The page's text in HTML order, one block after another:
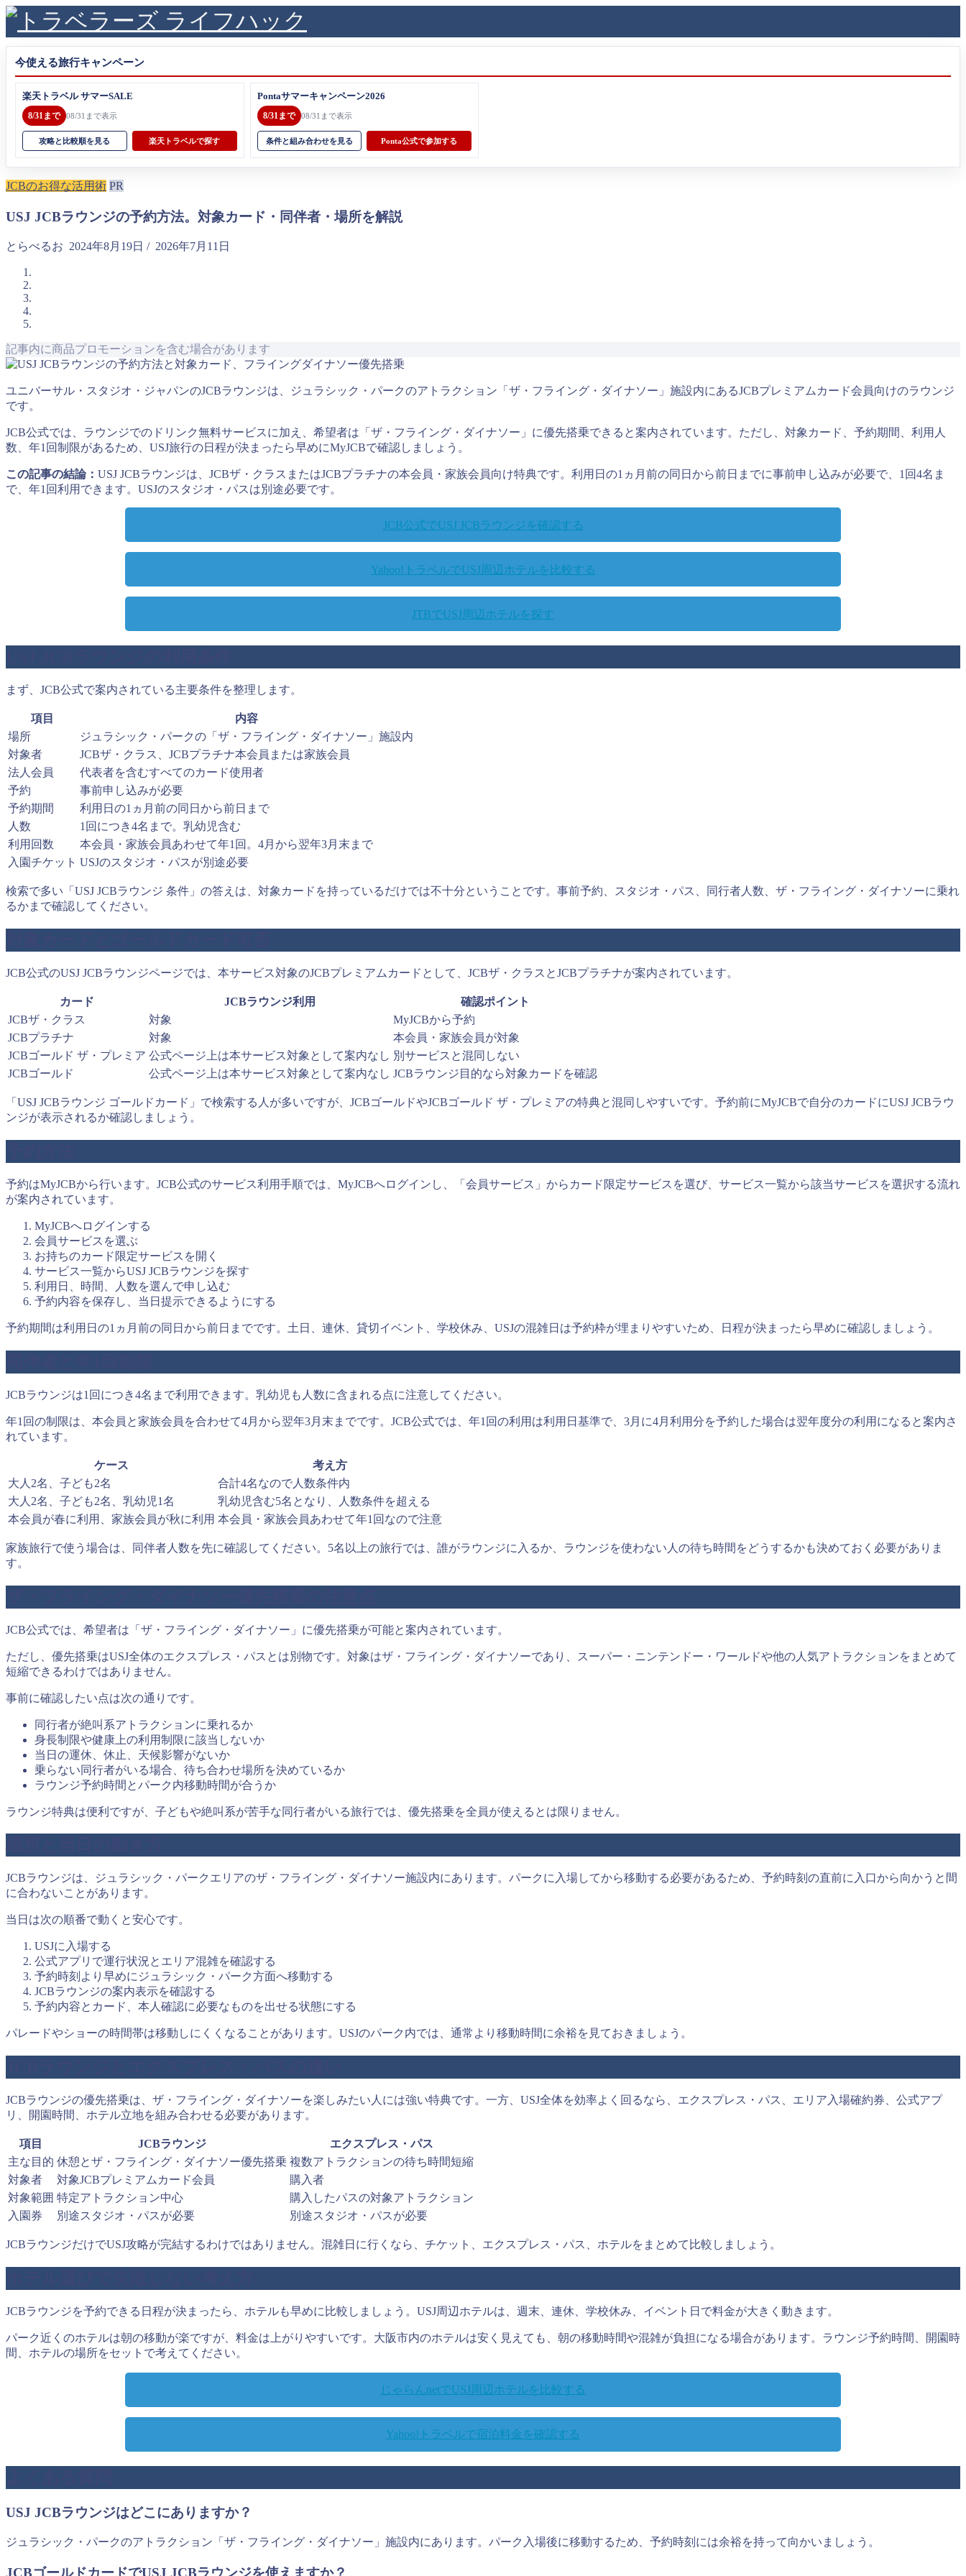
今使える旅行キャンペーン
楽天トラベル サマーSALE
8/31まで 08/31まで表示
攻略と比較順を見る 楽天トラベルで探す
Pontaサマーキャンペーン2026
8/31まで 08/31まで表示
条件と組み合わせを見る Ponta公式で参加する
JCBのお得な活用術 PR
USJ JCBラウンジの予約方法。対象カード・同伴者・場所を解説
とらべるお 2024年8月19日 / 2026年7月11日
記事内に商品プロモーションを含む場合があります
ユニバーサル・スタジオ・ジャパンのJCBラウンジは、ジュラシック・パークのアトラクション「ザ・フライング・ダイナソー」施設内にあるJCBプレミアムカード会員向けのラウンジ
です。
JCB公式では、ラウンジでのドリンク無料サービスに加え、希望者は「ザ・フライング・ダイナソー」に優先搭乗できると案内されています。ただし、対象カード、予約期間、利用人
数、年1回制限があるため、USJ旅行の日程が決まったら早めにMyJCBで確認しましょう。
この記事の結論： USJ JCBラウンジは、JCBザ・クラスまたはJCBプラチナの本会員・家族会員向け特典です。利用日の1ヵ月前の同日から前日までに事前申し込みが必要で、1回4名ま
で、年1回利用できます。USJのスタジオ・パスは別途必要です。
JCB公式でUSJ JCBラウンジを確認する
Yahoo!トラベルでUSJ周辺ホテルを比較する
JTBでUSJ周辺ホテルを探す
まず、JCB公式で案内されている主要条件を整理します。
項目
内容
場所
ジュラシック・パークの「ザ・フライング・ダイナソー」施設内
対象者
JCBザ・クラス、JCBプラチナ本会員または家族会員
法人会員
代表者を含むすべてのカード使用者
予約
事前申し込みが必要
予約期間
利用日の1ヵ月前の同日から前日まで
人数
1回につき4名まで。乳幼児含む
利用回数
本会員・家族会員あわせて年1回。4月から翌年3月末まで
入園チケット USJのスタジオ・パスが別途必要
検索で多い「USJ JCBラウンジ 条件」の答えは、対象カードを持っているだけでは不十分ということです。事前予約、スタジオ・パス、同行者人数、ザ・フライング・ダイナソーに乗れ
るかまで確認してください。
JCB公式のUSJ JCBラウンジページでは、本サービス対象のJCBプレミアムカードとして、JCBザ・クラスとJCBプラチナが案内されています。
カード JCBラウンジ利用
確認ポイント
JCBザ・クラス
対象
MyJCBから予約
JCBプラチナ
対象
本会員・家族会員が対象
JCBゴールド ザ・プレミア 公式ページ上は本サービス対象として案内なし 別サービスと混同しない
JCBゴールド
公式ページ上は本サービス対象として案内なし JCBラウンジ目的なら対象カードを確認
「USJ JCBラウンジ ゴールドカード」で検索する人が多いですが、JCBゴールドやJCBゴールド ザ・プレミアの特典と混同しやすいです。予約前にMyJCBで自分のカードにUSJ JCBラウ
ンジが表示されるか確認しましょう。
予約はMyJCBから行います。JCB公式のサービス利用手順では、MyJCBへログインし、「会員サービス」からカード限定サービスを選び、サービス一覧から該当サービスを選択する流れ
が案内されています。
MyJCBへログインする
会員サービスを選ぶ
お持ちのカード限定サービスを開く
サービス一覧からUSJ JCBラウンジを探す
利用日、時間、人数を選んで申し込む
予約内容を保存し、当日提示できるようにする
予約期間は利用日の1ヵ月前の同日から前日までです。土日、連休、貸切イベント、学校休み、USJの混雑日は予約枠が埋まりやすいため、日程が決まったら早めに確認しましょう。
JCBラウンジは1回につき4名まで利用できます。乳幼児も人数に含まれる点に注意してください。
年1回の制限は、本会員と家族会員を合わせて4月から翌年3月末までです。JCB公式では、年1回の利用は利用日基準で、3月に4月利用分を予約した場合は翌年度分の利用になると案内さ
れています。
ケース
考え方
大人2名、子ども2名
合計4名なので人数条件内
大人2名、子ども2名、乳幼児1名
乳幼児含む5名となり、人数条件を超える
本会員が春に利用、家族会員が秋に利用 本会員・家族会員あわせて年1回なので注意
家族旅行で使う場合は、同伴者人数を先に確認してください。5名以上の旅行では、誰がラウンジに入るか、ラウンジを使わない人の待ち時間をどうするかも決めておく必要がありま
す。
JCB公式では、希望者は「ザ・フライング・ダイナソー」に優先搭乗が可能と案内されています。
ただし、優先搭乗はUSJ全体のエクスプレス・パスとは別物です。対象はザ・フライング・ダイナソーであり、スーパー・ニンテンドー・ワールドや他の人気アトラクションをまとめて
短縮できるわけではありません。
事前に確認したい点は次の通りです。
同行者が絶叫系アトラクションに乗れるか
身長制限や健康上の利用制限に該当しないか
当日の運休、休止、天候影響がないか
乗らない同行者がいる場合、待ち合わせ場所を決めているか
ラウンジ予約時間とパーク内移動時間が合うか
ラウンジ特典は便利ですが、子どもや絶叫系が苦手な同行者がいる旅行では、優先搭乗を全員が使えるとは限りません。
JCBラウンジは、ジュラシック・パークエリアのザ・フライング・ダイナソー施設内にあります。パークに入場してから移動する必要があるため、予約時刻の直前に入口から向かうと間
に合わないことがあります。
当日は次の順番で動くと安心です。
USJに入場する
公式アプリで運行状況とエリア混雑を確認する
予約時刻より早めにジュラシック・パーク方面へ移動する
JCBラウンジの案内表示を確認する
予約内容とカード、本人確認に必要なものを出せる状態にする
パレードやショーの時間帯は移動しにくくなることがあります。USJのパーク内では、通常より移動時間に余裕を見ておきましょう。
JCBラウンジの優先搭乗は、ザ・フライング・ダイナソーを楽しみたい人には強い特典です。一方、USJ全体を効率よく回るなら、エクスプレス・パス、エリア入場確約券、公式アプ
リ、開園時間、ホテル立地を組み合わせる必要があります。
項目 JCBラウンジ
エクスプレス・パス
主な目的 休憩とザ・フライング・ダイナソー優先搭乗 複数アトラクションの待ち時間短縮
対象者
対象JCBプレミアムカード会員
購入者
対象範囲 特定アトラクション中心
購入したパスの対象アトラクション
入園券
別途スタジオ・パスが必要 別途スタジオ・パスが必要
JCBラウンジだけでUSJ攻略が完結するわけではありません。混雑日に行くなら、チケット、エクスプレス・パス、ホテルをまとめて比較しましょう。
JCBラウンジを予約できる日程が決まったら、ホテルも早めに比較しましょう。USJ周辺ホテルは、週末、連休、学校休み、イベント日で料金が大きく動きます。
パーク近くのホテルは朝の移動が楽ですが、料金は上がりやすいです。大阪市内のホテルは安く見えても、朝の移動時間や混雑が負担になる場合があります。ラウンジ予約時間、開園時
間、ホテルの場所をセットで考えてください。
じゃらんnetでUSJ周辺ホテルを比較する
Yahoo!トラベルで宿泊料金を確認する
USJ JCBラウンジはどこにありますか？
ジュラシック・パークのアトラクション「ザ・フライング・ダイナソー」施設内にあります。パーク入場後に移動するため、予約時刻には余裕を持って向かいましょう。
JCBゴールドカードでUSJ JCBラウンジを使えますか？